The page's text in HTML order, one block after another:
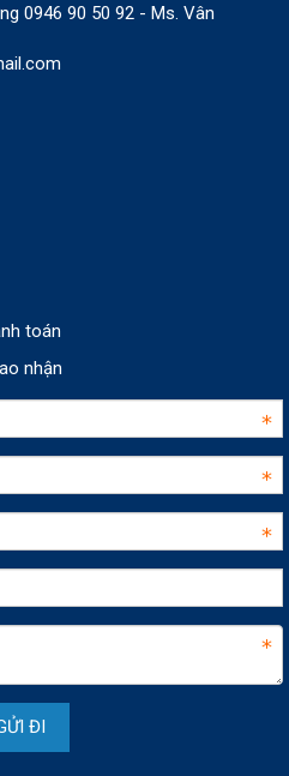
0946 90 50 92 - Ms. Vân
toán
nhận